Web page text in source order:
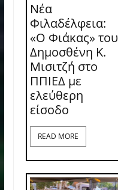
Νέα
Φιλαδέλφεια:
«Ο Φιάκας» του
Δημοσθένη Κ.
Μισιτζή στο
ΠΠΙΕΔ με
ελεύθερη
είσοδο
READ MORE